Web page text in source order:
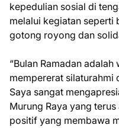
kepedulian sosial di
melalui kegiatan seperti
gotong royong dan
“Bulan Ramadan
mempererat silaturahmi
Saya sangat
Murung Raya yang
positif yang membawa